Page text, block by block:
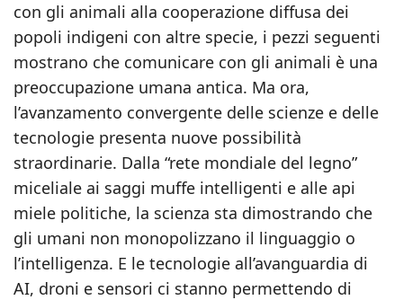
con gli animali alla cooperazione diffusa dei
popoli indigeni con altre specie, i pezzi seguenti
mostrano che comunicare con gli animali è una
preoccupazione umana antica. Ma ora,
l’avanzamento convergente delle scienze e delle
tecnologie presenta nuove possibilità
straordinarie. Dalla “rete mondiale del legno”
miceliale ai saggi muffe intelligenti e alle api
miele politiche, la scienza sta dimostrando che
gli umani non monopolizzano il linguaggio o
l’intelligenza. E le tecnologie all’avanguardia di
AI, droni e sensori ci stanno permettendo di